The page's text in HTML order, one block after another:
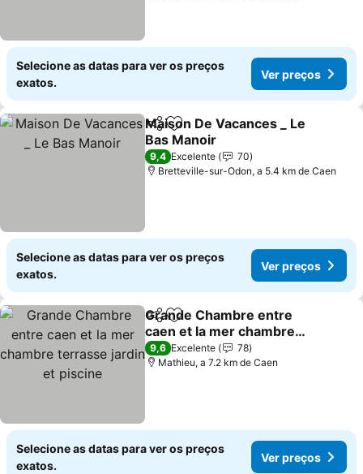
Selecione as datas para ver os preços
exatos.
Ver preços
PartilharAdicionar aos favoritos
Maison De Vacances _ Le
Bas Manoir
9,4 Excelente
70
Bretteville-sur-Odon, a 5.4 km de Caen
Selecione as datas para ver os preços
exatos.
Ver preços
PartilharAdicionar aos favoritos
Grande Chambre entre
caen et la mer chambre
terrasse jardin et piscine
9,6 Excelente
78
Mathieu, a 7.2 km de Caen
Selecione as datas para ver os preços
exatos.
Ver preços